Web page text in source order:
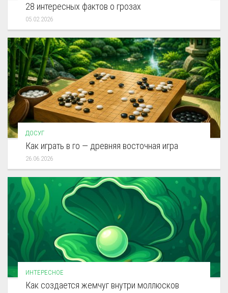
28 интересных фактов о грозах
05.02.2026
ДОСУГ
Как играть в го — древняя восточная игра
26.06.2026
ИНТЕРЕСНОЕ
Как создается жемчуг внутри моллюсков